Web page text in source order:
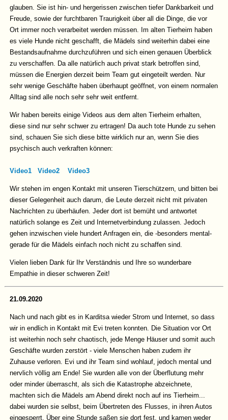
glauben. Sie ist hin- und hergerissen zwischen tiefer Dankbarkeit und
Freude, sowie der furchtbaren Traurigkeit über all die Dinge, die vor
Ort immer noch verarbeitet werden müssen. Im alten Tierheim haben
es viele Hunde nicht geschafft, die Mädels sind weiterhin dabei eine
Bestandsaufnahme durchzuführen und sich einen genauen Überblick
zu verschaffen. Da alle natürlich auch privat stark betroffen sind,
müssen die Energien derzeit beim Team gut eingeteilt werden. Nur
sehr wenige Geschäfte haben überhaupt geöffnet, von einem normalen
Alltag sind alle noch sehr sehr weit entfernt.
Wir haben bereits einige Videos aus dem alten Tierheim erhalten,
diese sind nur sehr schwer zu ertragen! Da auch tote Hunde zu sehen
sind, schauen Sie sich diese bitte wirklich nur an, wenn Sie dies
psychisch auch verkraften können:
Video1 Video2 Video3
Wir stehen im engen Kontakt mit unseren Tierschützern, und bitten bei
dieser Gelegenheit auch darum, die Leute derzeit nicht mit privaten
Nachrichten zu überhäufen. Jeder dort ist bemüht und antwortet
natürlich solange es Zeit und Internetverbindung zulassen. Jedoch
gehen inzwischen viele hundert Anfragen ein, die -besonders mental-
gerade für die Mädels einfach noch nicht zu schaffen sind.
Vielen lieben Dank für Ihr Verständnis und Ihre so wunderbare
Empathie in dieser schweren Zeit!
21.09.2020
Nach und nach gibt es in Karditsa wieder Strom und Internet, so dass
wir in endlich in Kontakt mit Evi treten konnten. Die Situation vor Ort
ist weiterhin noch sehr chaotisch, jede Menge Häuser und somit auch
Geschäfte wurden zerstört - viele Menschen haben zudem ihr
Zuhause verloren. Evi und ihr Team sind wohlauf, jedoch mental und
nervlich völlig am Ende! Sie wurden alle von der Überflutung mehr
oder minder überrascht, als sich die Katastrophe abzeichnete,
machten sich die Mädels am Abend direkt noch auf ins Tierheim...
dabei wurden sie selbst, beim Übertreten des Flusses, in ihren Autos
eingesperrt. Über eine Stunde saßen sie dort fest, und kamen weder